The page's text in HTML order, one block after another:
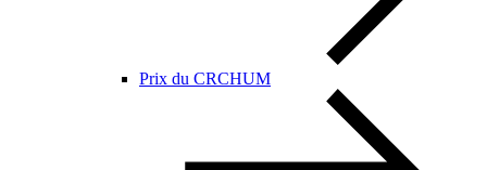
Prix du CRCHUM